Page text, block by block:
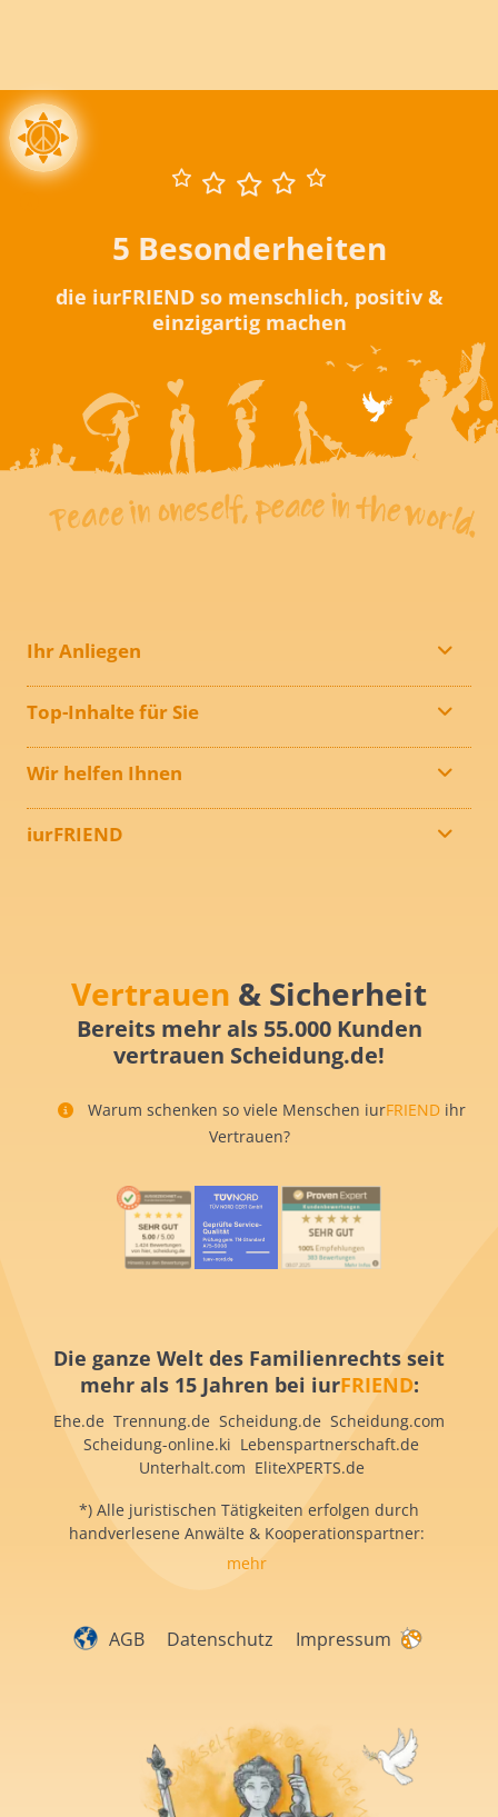
5 Besonderheiten
die iurFRIEND so menschlich, positiv &
einzigartig machen
Ihr Anliegen
Top-Inhalte für Sie
Wir helfen Ihnen
iurFRIEND
Vertrauen & Sicherheit
Bereits mehr als 55.000 Kunden
vertrauen Scheidung.de!
Warum schenken so viele Menschen iurFRIEND ihr
Vertrauen?
Die ganze Welt des Familienrechts seit
mehr als 15 Jahren bei iurFRIEND:
Ehe.de Trennung.de Scheidung.de Scheidung.com
Scheidung-online.ki Lebenspartnerschaft.de
Unterhalt.com EliteXPERTS.de
*) Alle juristischen Tätigkeiten erfolgen durch
handverlesene Anwälte & Kooperationspartner:
mehr
AGB Datenschutz Impressum